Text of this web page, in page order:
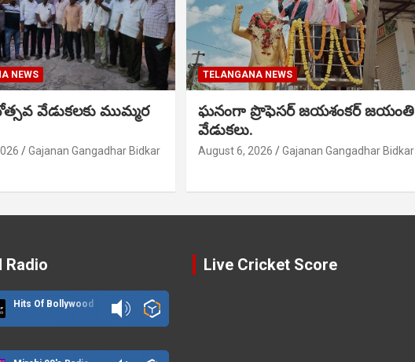
NEWS
వేడుకలకు ముమ్మర
Gajanan Gangadhar Bidkar
TELANGANA NEWS
ఘనంగా ప్రొఫెసర్ జయశంకర్ జయంతి
వేడుకలు.
August 6, 2026 Gajanan Gangadhar Bidkar
Radio
Hits Of Bollywood
Live Cricket Score